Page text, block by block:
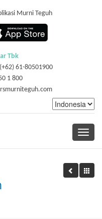
Murni Teguh
Tbk
61-80501900
1 800
Toggle